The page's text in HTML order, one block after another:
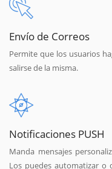
Envío de Correos
Permite que los usuarios
salirse de la misma.
Notificaciones PUSH
Manda mensajes
Los puedes automatizar o